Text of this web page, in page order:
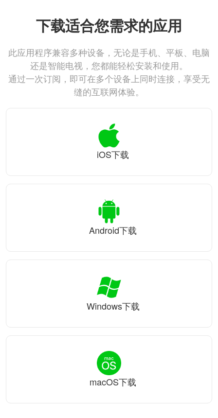
下载适合您需求的应用
此应用程序兼容多种设备，无论是手机、平板、电脑
还是智能电视，您都能轻松安装和使用。
通过一次订阅，即可在多个设备上同时连接，享受无
缝的互联网体验。
iOS下载
Android下载
Windows下载
macOS下载